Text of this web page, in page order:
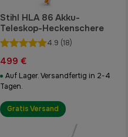
Stihl HLA 86 Akku-
Teleskop-Heckenschere
4.9 (18)
499 €
Auf Lager. Versandfertig in 2-4
Tagen.
Gratis Versand